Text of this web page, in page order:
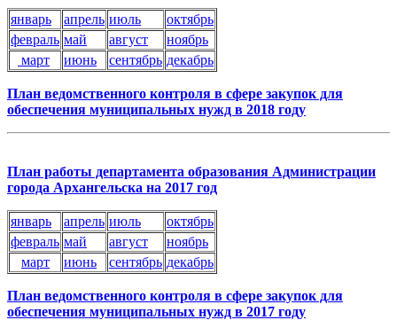
январь апрель июль
октябрь
февраль май август
ноябрь
март
июнь сентябрь декабрь
План ведомственного контроля в сфере закупок для
обеспечения муниципальных нужд в 2018 году
План работы департамента образования Администрации
города Архангельска на 2017 год
январь апрель июль
октябрь
февраль май август
ноябрь
март
июнь сентябрь декабрь
План ведомственного контроля в сфере закупок для
обеспечения муниципальных нужд в 2017 году